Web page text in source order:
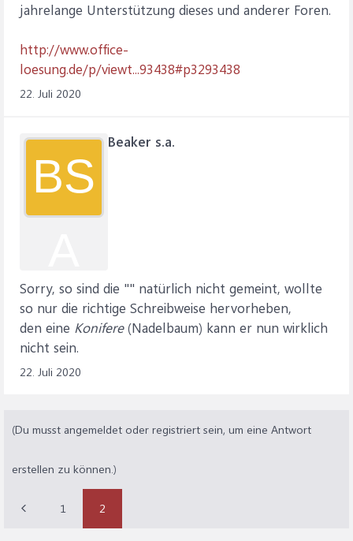
jahrelange Unterstützung dieses und anderer Foren.
http://www.office-
loesung.de/p/viewt...93438#p3293438
22. Juli 2020
BS
Beaker s.a.
Sorry, so sind die "" natürlich nicht gemeint, wollte
so nur die richtige Schreibweise hervorheben,
den eine Konifere(Nadelbaum) kann er nun wirklich
nicht sein.
22. Juli 2020
(Du musst angemeldet oder registriert sein, um eine Antwort
erstellen zu können.)
1 2